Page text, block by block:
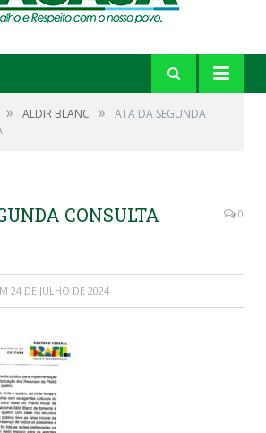
» ALDIR BLANC »
ATA DA SEGUNDA
CONSULTA
0
24 DE JULHO DE 2024